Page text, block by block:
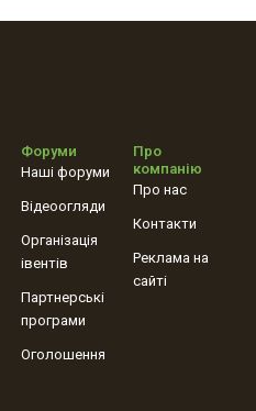
Форуми
Наші форуми
Відеоогляди
Організація
івентів
Партнерські
програми
Оголошення
Про
компанію
Про нас
Контакти
Реклама на
сайті